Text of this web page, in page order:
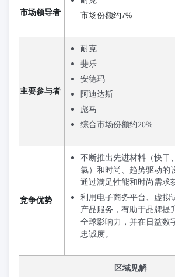
市场领导者
市场份额约7%
主要参与者
耐克
斐乐
安德玛
阿迪达斯
彪马
综合市场份额约20%
竞争优势
不断推出先进材料（快干
氯）和时尚、趋势驱动的
通过满足性能和时尚需求
利用电子商务平台、虚拟
产品服务，有助于品牌提
全球影响力，并在日益数
忠诚度。
区域见解